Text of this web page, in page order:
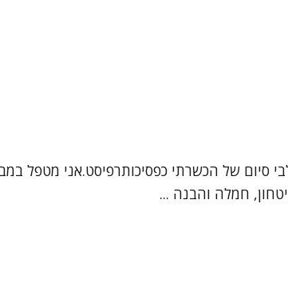
חמלה והבנה ...